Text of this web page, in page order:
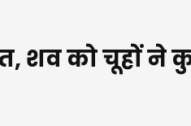
शव को चूहों